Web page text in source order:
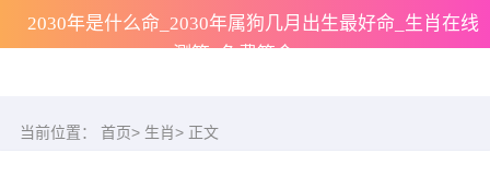
2030年是什么命_2030年属狗几月出生最好命_生肖在线
测算_免费算命
当前位置： 首页> 生肖> 正文